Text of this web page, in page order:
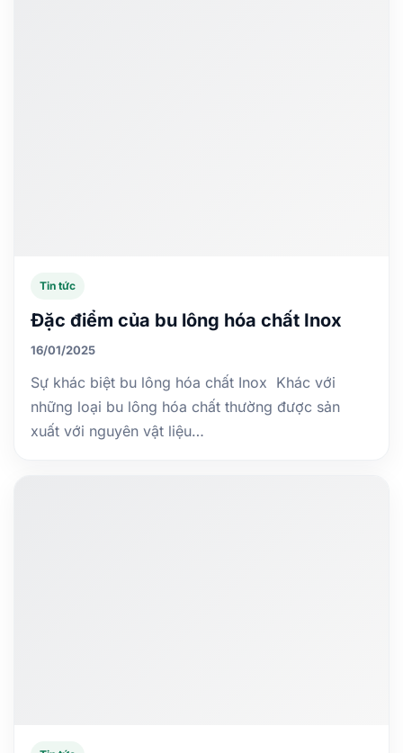
Tin tức
Đặc điểm của bu lông hóa chất Inox
16/01/2025
Sự khác biệt bu lông hóa chất Inox Khác với
những loại bu lông hóa chất thường được sản
xuất với nguyên vật liệu…